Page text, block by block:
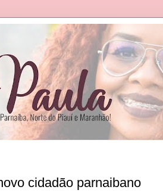
cidadão parnaibano